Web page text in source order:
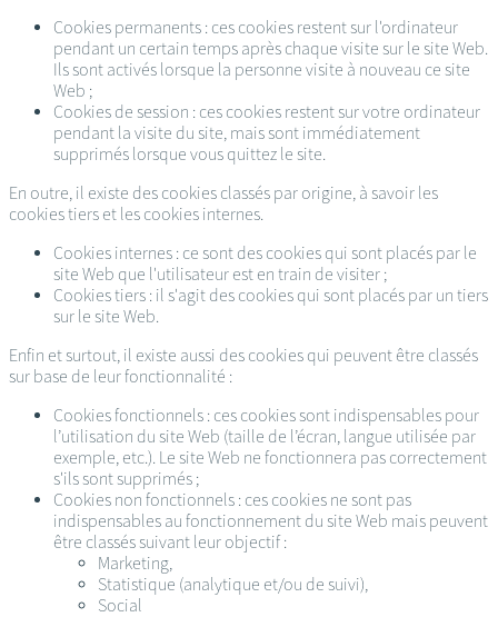
Cookies permanents : ces cookies restent sur l'ordinateur
pendant un certain temps après chaque visite sur le site Web.
Ils sont activés lorsque la personne visite à nouveau ce site
Web ;
Cookies de session : ces cookies restent sur votre ordinateur
pendant la visite du site, mais sont immédiatement
supprimés lorsque vous quittez le site.
En outre, il existe des cookies classés par origine, à savoir les
cookies tiers et les cookies internes.
Cookies internes : ce sont des cookies qui sont placés par le
site Web que l'utilisateur est en train de visiter ;
Cookies tiers : il s'agit des cookies qui sont placés par un tiers
sur le site Web.
Enfin et surtout, il existe aussi des cookies qui peuvent être classés
sur base de leur fonctionnalité :
Cookies fonctionnels : ces cookies sont indispensables pour
l’utilisation du site Web (taille de l’écran, langue utilisée par
exemple, etc.). Le site Web ne fonctionnera pas correctement
s'ils sont supprimés ;
Cookies non fonctionnels : ces cookies ne sont pas
indispensables au fonctionnement du site Web mais peuvent
être classés suivant leur objectif :
Marketing,
Statistique (analytique et/ou de suivi),
Social